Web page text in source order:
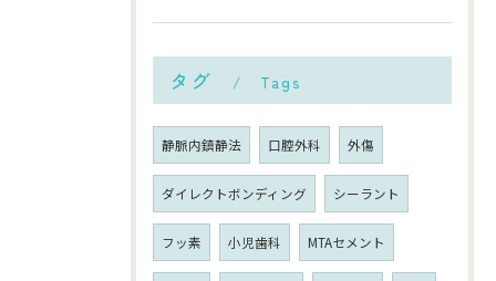
タグ Tags
静脈内鎮静法 口腔外科 外傷
ダイレクトボンディング シーラント
フッ素 小児歯科 MTAセメント